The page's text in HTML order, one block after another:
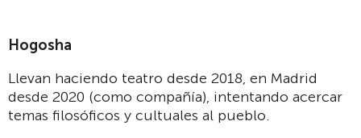
Hogosha
Llevan haciendo teatro desde 2018, en Madrid
desde 2020 (como compañía), intentando acercar
temas filosóficos y cultuales al pueblo.